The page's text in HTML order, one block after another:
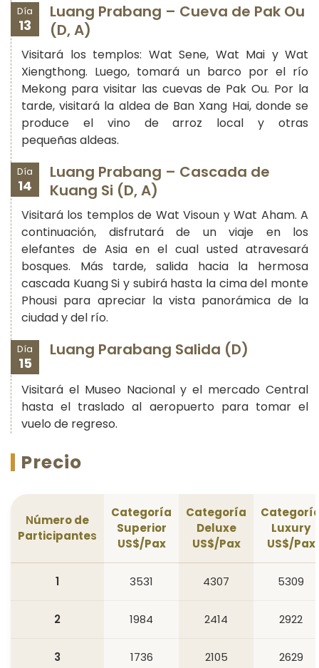
Día
13
Luang Prabang – Cueva de Pak Ou
(D, A)
Visitará los templos: Wat Sene, Wat Mai y Wat
Xiengthong. Luego, tomará un barco por el río
Mekong para visitar las cuevas de Pak Ou. Por la
tarde, visitará la aldea de Ban Xang Hai, donde se
produce el vino de arroz local y otras
pequeñas aldeas.
Día
14
Luang Prabang – Cascada de
Kuang Si (D, A)
Visitará los templos de Wat Visoun y Wat Aham. A
continuación, disfrutará de un viaje en los
elefantes de Asia en el cual usted atravesará
bosques. Más tarde, salida hacia la hermosa
cascada Kuang Si y subirá hasta la cima del monte
Phousi para apreciar la vista panorámica de la
ciudad y del río.
Día
15
Luang Parabang Salida (D)
Visitará el Museo Nacional y el mercado Central
hasta el traslado al aeropuerto para tomar el
vuelo de regreso.
Precio
Número de
Participantes
Categoría
Superior
US$/Pax
Categoría
Deluxe
US$/Pax
Luxury
US$/Pax
1 3531 4307 5309
2 1984 2414 2922
3 1736 2105 2629